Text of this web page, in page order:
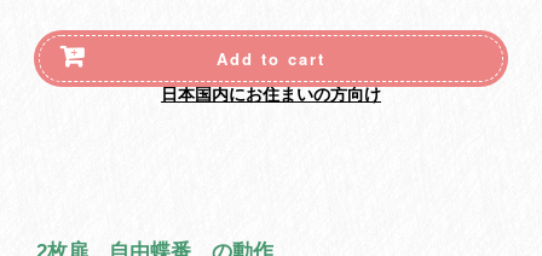
Add to cart
日本国内にお住まいの方向け
2枚扉 自由蝶番 の動作